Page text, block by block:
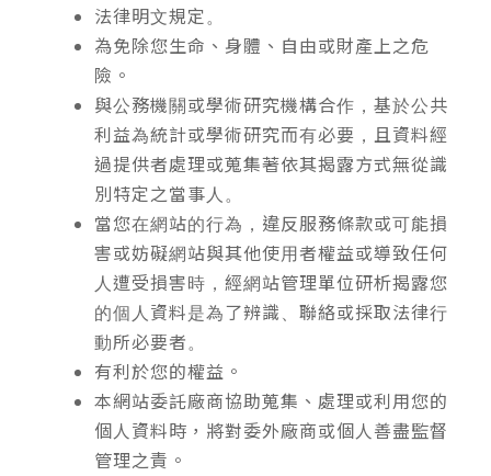
法律明文規定。
為免除您生命、身體、自由或財產上之危
險。
與公務機關或學術研究機構合作，基於公共
利益為統計或學術研究而有必要，且資料經
過提供者處理或蒐集著依其揭露方式無從識
別特定之當事人。
當您在網站的行為，違反服務條款或可能損
害或妨礙網站與其他使用者權益或導致任何
人遭受損害時，經網站管理單位研析揭露您
的個人資料是為了辨識、聯絡或採取法律行
動所必要者。
有利於您的權益。
本網站委託廠商協助蒐集、處理或利用您的
個人資料時，將對委外廠商或個人善盡監督
管理之責。